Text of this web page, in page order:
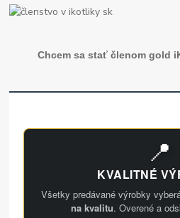
Chcem sa stať členom gold
📍
KVALITNÉ
Všetky predávané výrobky
na kvalitu. Overené a